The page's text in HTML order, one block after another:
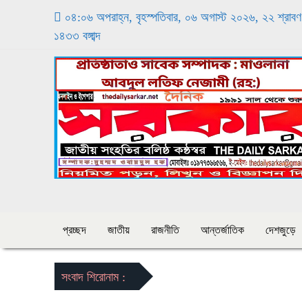
০৪:০৬ অপরাহ্ন, বৃহস্পতিবার, ০৬ অগাস্ট ২০২৬, ২২ শ্রাবণ
১৪৩৩ বঙ্গাব্দ
প্রচ্ছদ জাতীয় রাজনীতি আন্তর্জাতিক দেশজুড়ে
সংবাদ শিরোনাম :